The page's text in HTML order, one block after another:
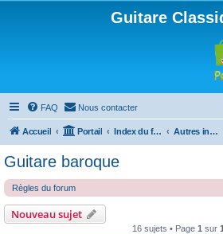
Guitare
FAQ Nous contacter
Accueil Portail Index du forum Autres instruments à cordes pincées, ou styles
Guitare baroque
Règles du forum
Nouveau sujet
16 sujets • Page 1 sur 1